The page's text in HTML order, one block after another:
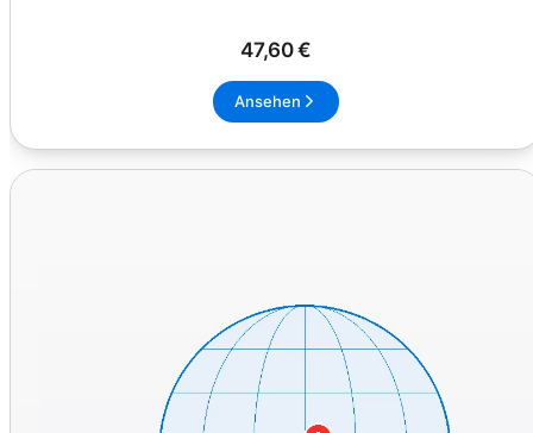
47,60 €
Ansehen